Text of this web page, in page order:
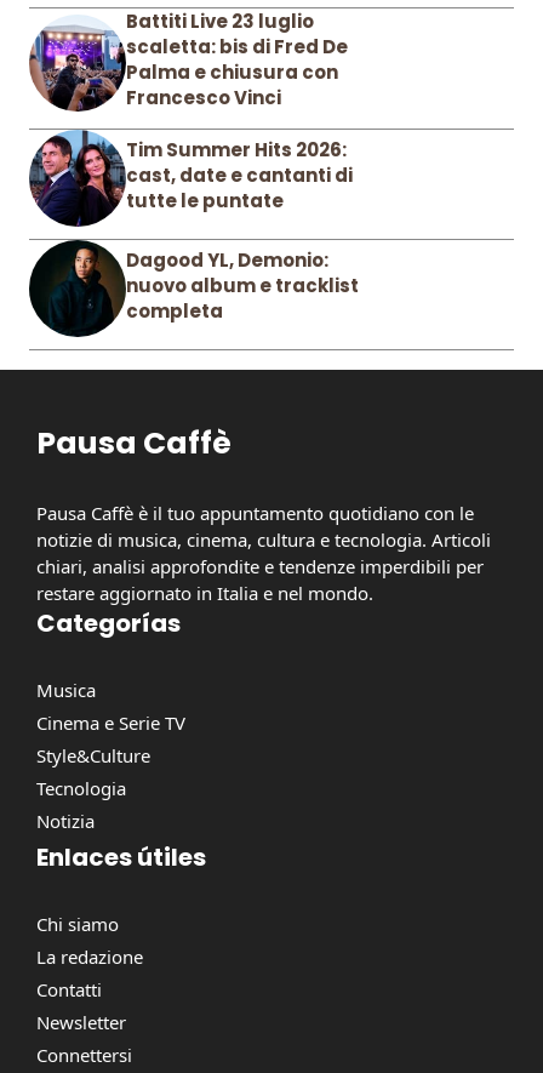
Battiti Live 23 luglio
scaletta: bis di Fred De
Palma e chiusura con
Francesco Vinci
Tim Summer Hits 2026:
cast, date e cantanti di
tutte le puntate
Dagood YL, Demonio:
nuovo album e tracklist
completa
Pausa Caffè
Pausa Caffè è il tuo appuntamento quotidiano con le
notizie di musica, cinema, cultura e tecnologia. Articoli
chiari, analisi approfondite e tendenze imperdibili per
restare aggiornato in Italia e nel mondo.
Categorías
Musica
Cinema e Serie TV
Style&Culture
Tecnologia
Notizia
Enlaces útiles
Chi siamo
La redazione
Contatti
Newsletter
Connettersi